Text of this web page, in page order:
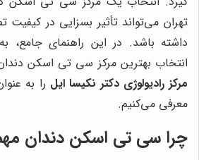
تهران می‌تواند تأثیر بسزایی در
داشته باشد. در این راهنمای جامع،
انتخاب بهترین مرکز سی تی اسکن
مرکز رادیولوژی دکتر نکیسا ایل را به
معرفی می‌کنیم.
چرا سی تی اسکن دندان